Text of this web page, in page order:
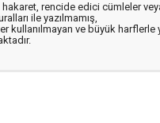
hakaret, rencide edici cümleler
ile yazılmamış,
kullanılmayan ve büyük harflerle